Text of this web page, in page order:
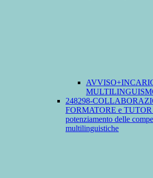
248298-
FORMATORE e TUTOR
potenziamento delle
multilinguistiche